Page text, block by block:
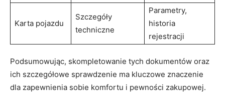
Karta ⁤pojazdu
Szczegóły
techniczne
Parametry,
historia
rejestracji
Podsumowując, skompletowanie tych dokumentów oraz
ich szczegółowe sprawdzenie ‍ma kluczowe znaczenie
dla zapewnienia⁤ sobie​ komfortu i ​pewności ⁤zakupowej.⁤